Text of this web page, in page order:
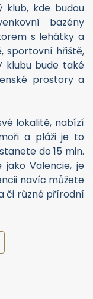
klub, kde budou
bazény
s lehátky a
sportovní hřiště,
klubu bude také
prostory a
lokalitě, nabízí
a pláži je to
do 15 min.
jako Valencie, je
navíc můžete
či různé přírodní